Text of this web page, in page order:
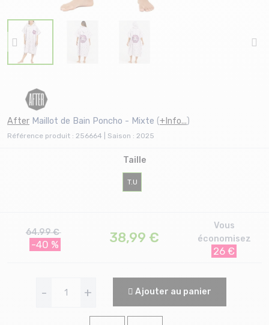
After Maillot de Bain Poncho - Mixte (+Info...)
Référence produit : 256664 | Saison : 2025
Taille
T.U
64.99 €
-40 % 38,99 €
Vous
économisez
26 €
- + Ajouter au panier